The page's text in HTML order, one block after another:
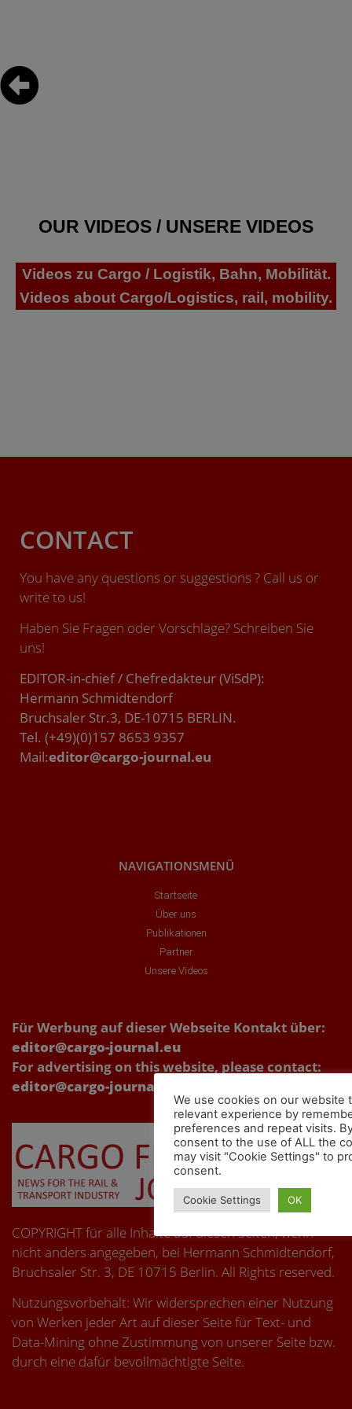
OUR VIDEOS / UNSERE VIDEOS
Videos zu Cargo / Logistik, Bahn, Mobilität.
Videos about Cargo/Logistics, rail, mobility.
CONTACT
You have any questions or suggestions ? Call us or
write to us!
Haben Sie Fragen oder Vorschläge? Schreiben Sie
uns!
EDITOR-in-chief / Chefredakteur (ViSdP):
Hermann Schmidtendorf
Bruchsaler Str.3, DE-10715 BERLIN.
Tel. (+49)(0)157 8653 9357
Mail:editor@cargo-journal.eu
NAVIGATIONSMENÜ
Startseite
Über uns
Publikationen
Partner
Unsere Videos
Für Werbung auf dieser Webseite Kontakt über:
editor@cargo-journal.eu
For advertising on this website, please contact:
editor@cargo-journal.eu
COPYRIGHT für alle Inhalte auf diesen Seiten, wenn
nicht anders angegeben, bei Hermann Schmidtendorf,
Bruchsaler Str. 3, DE 10715 Berlin. All Rights reserved.
Nutzungsvorbehalt: Wir widersprechen einer Nutzung
von Werken jeder Art auf dieser Seite für Text- und
Data-Mining ohne Zustimmung von unserer Seite bzw.
durch eine dafür bevollmächtigte Seite.
We use cookies on our website
relevant experience by
preferences and repeat visits.
consent to the use of ALL the
may visit "Cookie Settings" to
consent.
Cookie Settings OK